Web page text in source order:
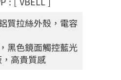
質拉絲外殼，電容
黑色鏡面觸控藍光
高貴質感